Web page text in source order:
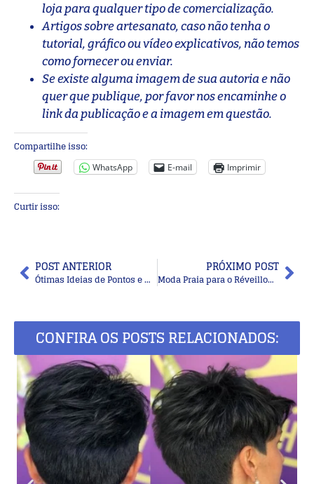
loja para qualquer tipo de comercialização.
Artigos sobre artesanato, caso não tenha o
tutorial, gráfico ou vídeo explicativos, não temos
como fornecer ou enviar.
Se existe alguma imagem de sua autoria e não
quer que publique, por favor nos encaminhe o
link da publicação e a imagem em questão.
Compartilhe isso:
WhatsApp E-mail Imprimir
Curtir isso:
POST ANTERIOR
Ótimas Ideias de Pontos e Modelos de Blusas de Crochê Para Fazer Lindas Peças
PRÓXIMO POST
Moda Praia para o Réveillon: Escolha o Look Perfeito para a Festa de Final de Ano
CONFIRA OS POSTS RELACIONADOS: